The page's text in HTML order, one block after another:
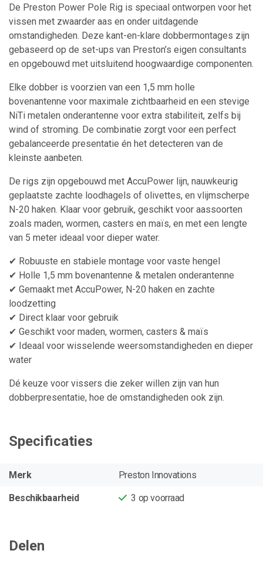
De Preston Power Pole Rig is speciaal ontworpen voor het
vissen met zwaarder aas en onder uitdagende
omstandigheden. Deze kant-en-klare dobbermontages zijn
gebaseerd op de set-ups van Preston’s eigen consultants
en opgebouwd met uitsluitend hoogwaardige componenten.
Elke dobber is voorzien van een 1,5 mm holle
bovenantenne voor maximale zichtbaarheid en een stevige
NiTi metalen onderantenne voor extra stabiliteit, zelfs bij
wind of stroming. De combinatie zorgt voor een perfect
gebalanceerde presentatie én het detecteren van de
kleinste aanbeten.
De rigs zijn opgebouwd met AccuPower lijn, nauwkeurig
geplaatste zachte loodhagels of olivettes, en vlijmscherpe
N-20 haken. Klaar voor gebruik, geschikt voor aassoorten
zoals maden, wormen, casters en maïs, en met een lengte
van 5 meter ideaal voor dieper water.
✔ Robuuste en stabiele montage voor vaste hengel
✔ Holle 1,5 mm bovenantenne & metalen onderantenne
✔ Gemaakt met AccuPower, N-20 haken en zachte
loodzetting
✔ Direct klaar voor gebruik
✔ Geschikt voor maden, wormen, casters & maïs
✔ Ideaal voor wisselende weersomstandigheden en dieper
water
Dé keuze voor vissers die zeker willen zijn van hun
dobberpresentatie, hoe de omstandigheden ook zijn.
Specificaties
Merk Preston Innovations
Beschikbaarheid 3 op voorraad
Delen